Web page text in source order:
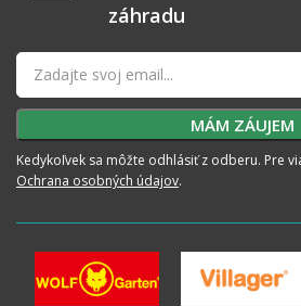
záhradu
Kedykoľvek sa môžte odhlásiť z odberu. Pre
Ochrana osobných údajov.